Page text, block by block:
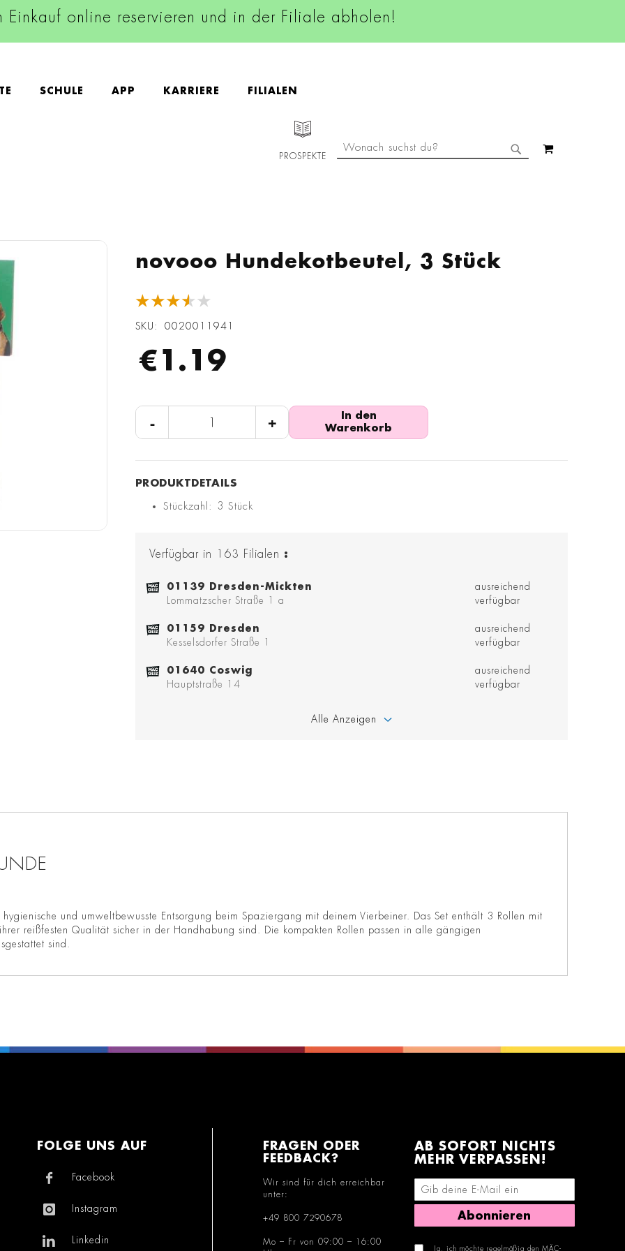
Einkauf online reservieren und in der Filiale abholen!
SCHULE APP KARRIERE FILIALEN
PROSPEKTE
SUCHE
novooo Hundekotbeutel, 3 Stück
★★★★★
SKU 0020011941
€1.19
- +
In den
Warenkorb
Stückzahl: 3 Stück
Verfügbar in 163 Filialen :
01139 Dresden-Mickten
Lommatzscher Straße 1 a
ausreichend
verfügbar
01159 Dresden
Kesselsdorfer Straße 1
ausreichend
verfügbar
01640 Coswig
Hauptstraße 14
ausreichend
verfügbar
Alle Anzeigen
und umweltbewusste Entsorgung beim Spaziergang mit deinem Vierbeiner. Das Set enthält 3 Rollen mit
reißfesten Qualität sicher in der Handhabung sind. Die kompakten Rollen passen in alle gängigen
sind.
FOLGE UNS AUF
Facebook
Instagram
Linkedin
FRAGEN ODER
FEEDBACK?
Wir sind für dich erreichbar
unter:
+49 800 7290678
Mo – Fr von 09:00 – 16:00
AB SOFORT NICHTS
MEHR VERPASSEN!
E-Mail-Adresse eingeben
Abonnieren
Ja, ich möchte regelmäßig den MÄC-